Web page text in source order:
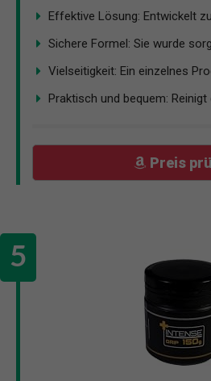
Effektive Lösung: Entwickelt
Sichere Formel: Sie wurde
Vielseitigkeit: Ein einzelnes
Praktisch und bequem: Reinigt
Preis